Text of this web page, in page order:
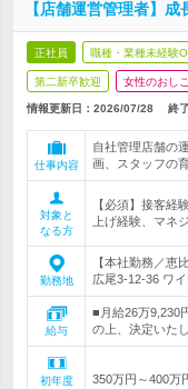
【店舗運営管理者】
正社員 職種・業種未経験
第二新卒歓迎 女性のおし
情報更新日：2026/07/28 終
仕事内容
自社管理店舗の
画、スタッフの
対象と
なる方
【必須】接客経
上げ経験、マネ
勤務地
【本社勤務／恵
広尾3-12-36 ワ
給与
■月給26万9,230
の上、決定いた
初年度
350万円～400万